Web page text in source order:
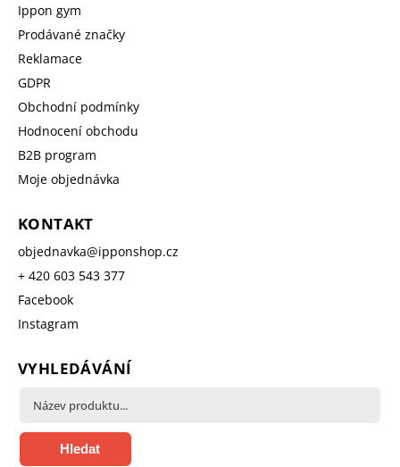
Ippon gym
Prodávané značky
Reklamace
GDPR
Obchodní podmínky
Hodnocení obchodu
B2B program
Moje objednávka
KONTAKT
objednavka@ipponshop.cz
+ 420 603 543 377
Facebook
Instagram
VYHLEDÁVÁNÍ
Hledat